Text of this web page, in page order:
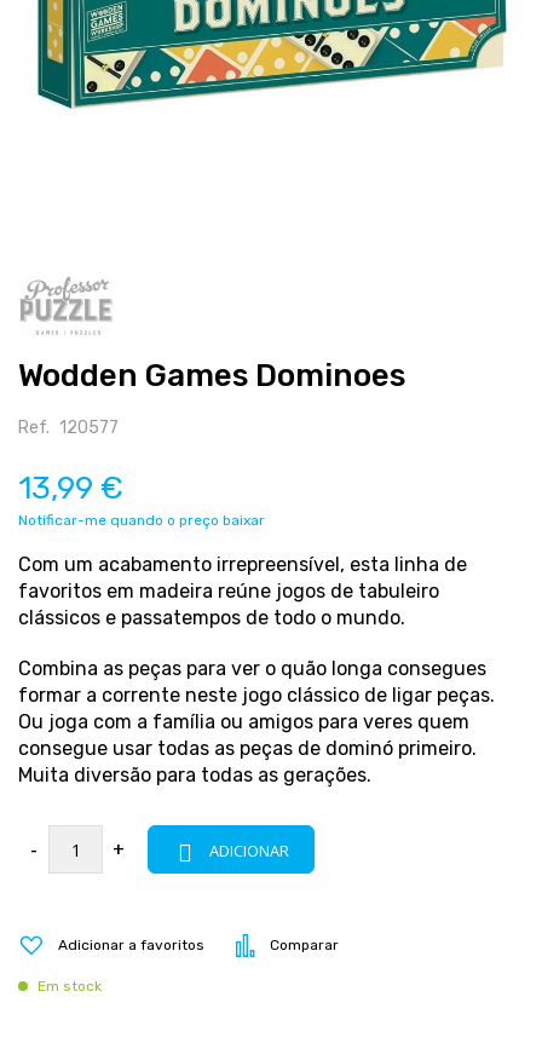
Wodden Games Dominoes
Ref. 120577
13,99 €
Notificar-me quando o preço baixar
Com um acabamento irrepreensível, esta linha de
favoritos em madeira reúne jogos de tabuleiro
clássicos e passatempos de todo o mundo.
Combina as peças para ver o quão longa consegues
formar a corrente neste jogo clássico de ligar peças.
Ou joga com a família ou amigos para veres quem
consegue usar todas as peças de dominó primeiro.
Muita diversão para todas as gerações.
- + ADICIONAR
Adicionar a favoritos Comparar
Em stock
para
o
da
de